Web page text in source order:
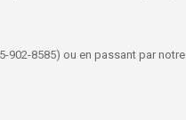
902-8585) ou en passant par notre